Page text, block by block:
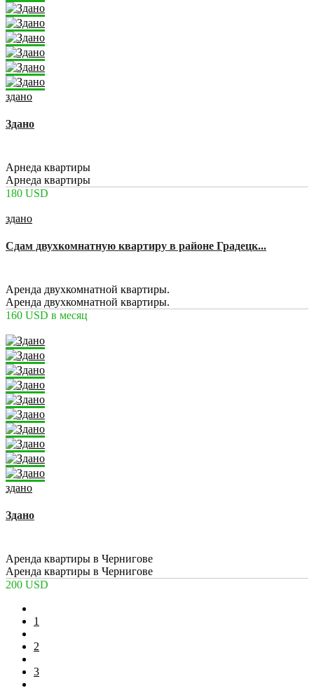
здано
Здано
Арнеда квартиры
Арнеда квартиры
180 USD
здано
Сдам двухкомнатную квартиру в районе Градецк...
Аренда двухкомнатной квартиры.
Аренда двухкомнатной квартиры.
160 USD в месяц
здано
Здано
Аренда квартиры в Чернигове
Аренда квартиры в Чернигове
200 USD
1
2
3